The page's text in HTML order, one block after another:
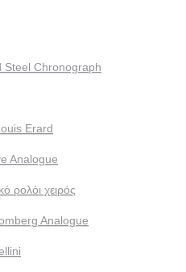
Steel Chronograph
Erard
Analogue
ρολόι χειρός
Analogue